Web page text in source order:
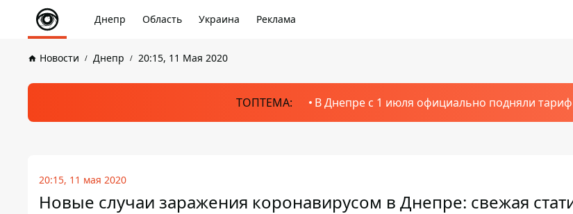
Днепр Область Украина Реклама
Новости Днепр 20:15, 11 Мая 2020
ТОПТЕМА: В Днепре с 1 июля официально подняли тариф
20:15, 11 мая 2020
Новые случаи заражения коронавирусом в Днепре: свежая